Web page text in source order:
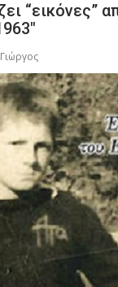
“εικόνες”